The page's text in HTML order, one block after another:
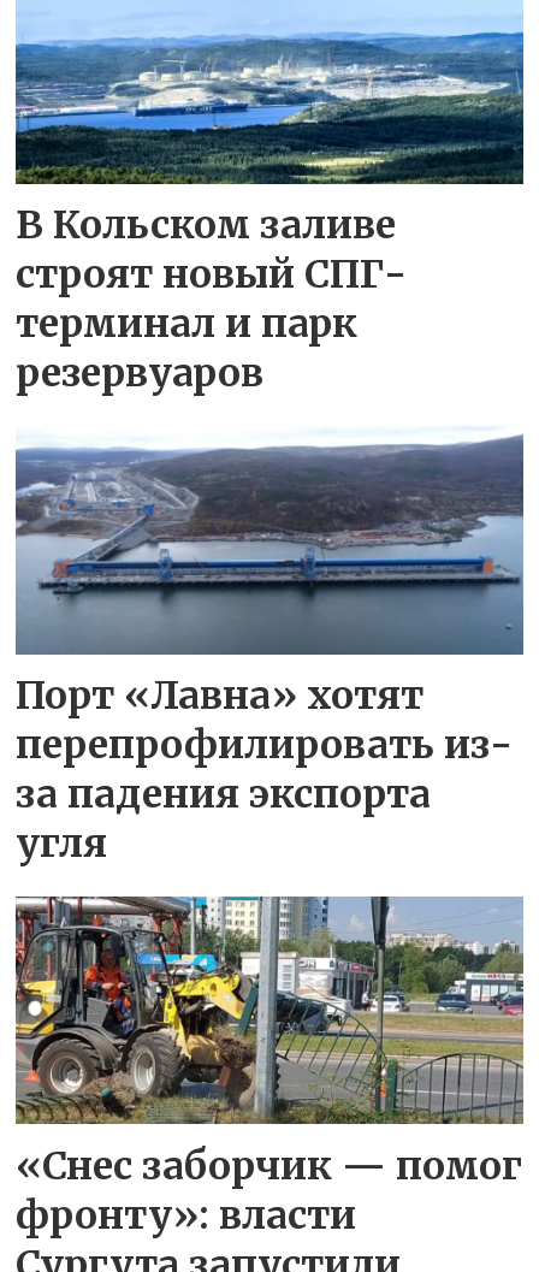
В Кольском заливе
строят новый СПГ-
терминал и парк
резервуаров
Порт «Лавна» хотят
перепрофилировать из-
за падения экспорта
угля
«Снес заборчик — помог
фронту»: власти